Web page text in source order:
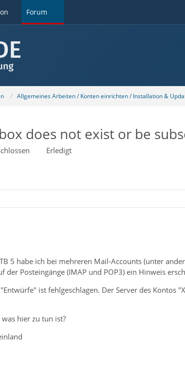
Forum
Allgemeines Arbeiten / Konten einrichten / Installation &
does not exist or be
Erledigt
5 habe ich bei mehreren Mail-Accounts (unter
der Posteingänge (IMAP und POP3) ein Hinweis
ist fehlgeschlagen. Der Server des Kontos
hier zu tun ist?